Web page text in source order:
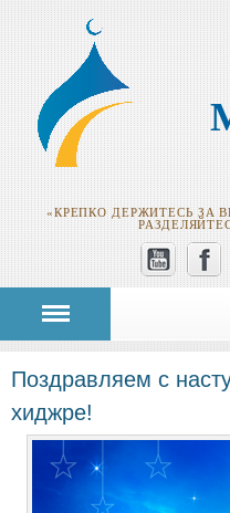
«КРЕПКО ДЕРЖИТЕСЬ ЗА
Поздравляем с
хиджре!